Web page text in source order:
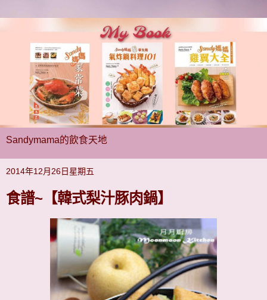
Sandymama的飲食天地
2014年12月26日星期五
食譜~【韓式梨汁豚肉鍋】